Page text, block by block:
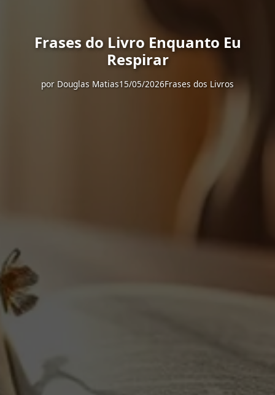
Frases do Livro Enquanto Eu
Respirar
por Douglas Matias15/05/2026Frases dos Livros